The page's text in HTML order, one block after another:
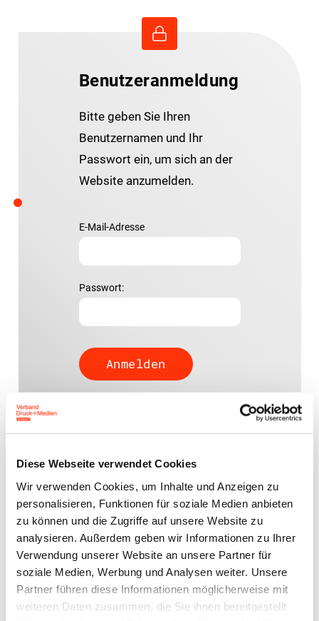
Diese Webseite verwendet Cookies
Wir verwenden Cookies, um Inhalte und Anzeigen zu
personalisieren, Funktionen für soziale Medien anbieten
zu können und die Zugriffe auf unsere Website zu
analysieren. Außerdem geben wir Informationen zu Ihrer
Verwendung unserer Website an unsere Partner für
soziale Medien, Werbung und Analysen weiter. Unsere
Partner führen diese Informationen möglicherweise mit
weiteren Daten zusammen, die Sie ihnen bereitgestellt
Benutzeranmeldung
Bitte geben Sie Ihren
Benutzernamen und Ihr
Passwort ein, um sich an der
Website anzumelden.
E-Mail-Adresse
Passwort:
Ansprechpartner
Jens Meyer
Geschäftsführer
+49 176 10 90 10 11